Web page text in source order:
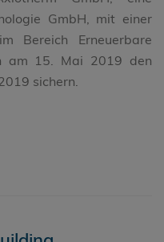
GmbH, mit einer
Bereich Erneuerbare
am 15. Mai 2019 den
sichern.